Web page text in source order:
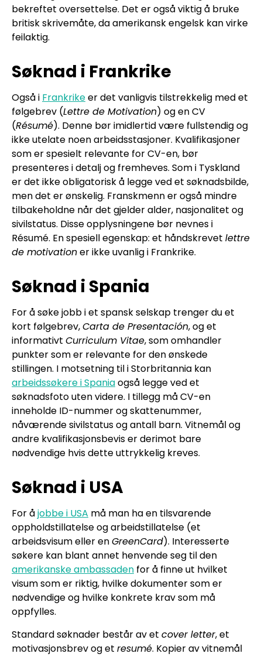
bekreftet oversettelse. Det er også viktig å bruke
britisk skrivemåte, da amerikansk engelsk kan virke
feilaktig.
Søknad i Frankrike
Også i Frankrikeer det vanligvis tilstrekkelig med et
følgebrev (Lettre de Motivation) og en CV
(Résumé). Denne bør imidlertid være fullstendig og
ikke utelate noen arbeidsstasjoner. Kvalifikasjoner
som er spesielt relevante for CV-en, bør
presenteres i detalj og fremheves. Som i Tyskland
er det ikke obligatorisk å legge ved et søknadsbilde,
men det er ønskelig. Franskmenn er også mindre
tilbakeholdne når det gjelder alder, nasjonalitet og
sivilstatus. Disse opplysningene bør nevnes i
Résumé. En spesiell egenskap: et håndskrevet lettre
de motivationer ikke uvanlig i Frankrike.
Søknad i Spania
For å søke jobb i et spansk selskap trenger du et
kort følgebrev,Carta de Presentación, og et
informativt Curriculum Vitae, som omhandler
punkter som er relevante for den ønskede
stillingen. I motsetning til i Storbritannia kan
arbeidssøkere i Spaniaogså legge ved et
søknadsfoto uten videre. I tillegg må CV-en
inneholde ID-nummer og skattenummer,
nåværende sivilstatus og antall barn. Vitnemål og
andre kvalifikasjonsbevis er derimot bare
nødvendige hvis dette uttrykkelig kreves.
Søknad i USA
For åjobbe i USA må man ha en tilsvarende
oppholdstillatelse og arbeidstillatelse (et
arbeidsvisum eller enGreenCard). Interesserte
søkere kan blant annet henvende seg til den
amerikanske ambassaden for å finne ut hvilket
visum som er riktig, hvilke dokumenter som er
nødvendige og hvilke konkrete krav som må
oppfylles.
Standard søknader består av et cover letter, et
motivasjonsbrev og et resumé. Kopier av vitnemål